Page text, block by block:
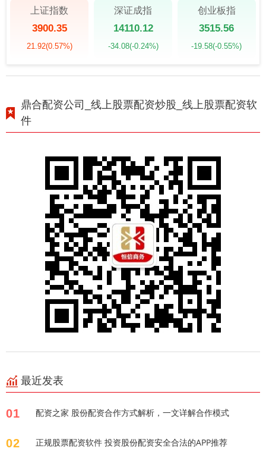
上证指数
3900.35
21.92(0.57%)
深证成指
14110.12
-34.08(-0.24%)
创业板指
3515.56
-19.58(-0.55%)
鼎合配资公司_线上股票配资炒股_线上股票配资软
件
最近发表
01 配资之家 股份配资合作方式解析，一文详解合作模式
02 正规股票配资软件 投资股份配资安全合法的APP推荐